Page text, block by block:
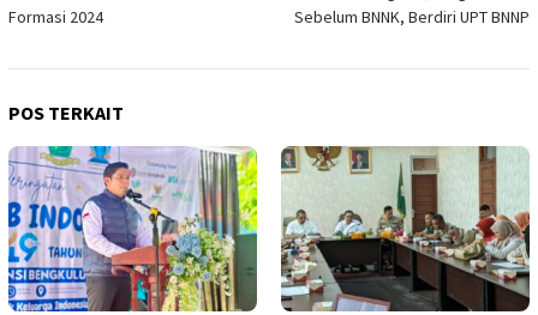
Formasi 2024
Sebelum BNNK, Berdiri UPT BNNP
POS TERKAIT